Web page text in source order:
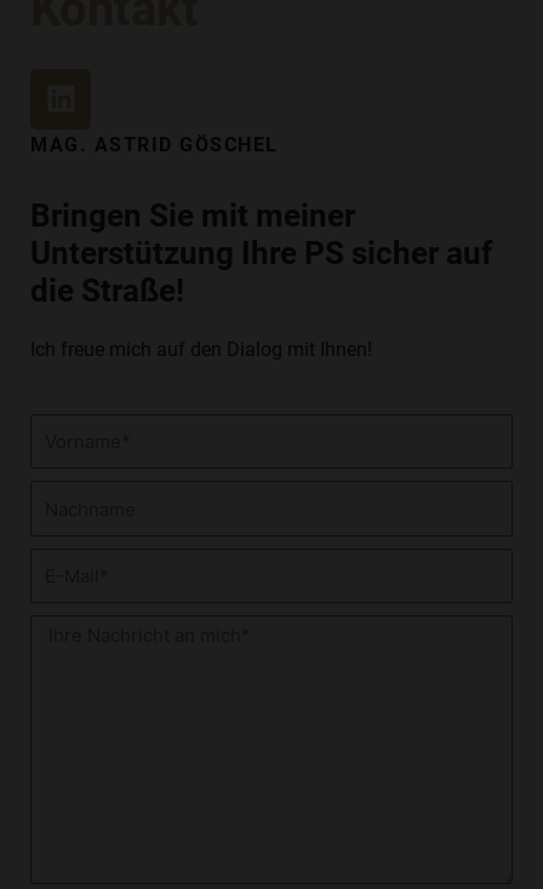
N
E
D
I
N
MAG. ASTRID GÖSCHEL
Bringen Sie mit meiner
Unterstützung Ihre PS sicher auf
die Straße!
Ich freue mich auf den Dialog mit Ihnen!